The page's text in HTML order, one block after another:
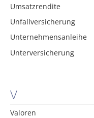
Umsatzrendite
Unfallversicherung
Unternehmensanleihe
Unterversicherung
V
Valoren